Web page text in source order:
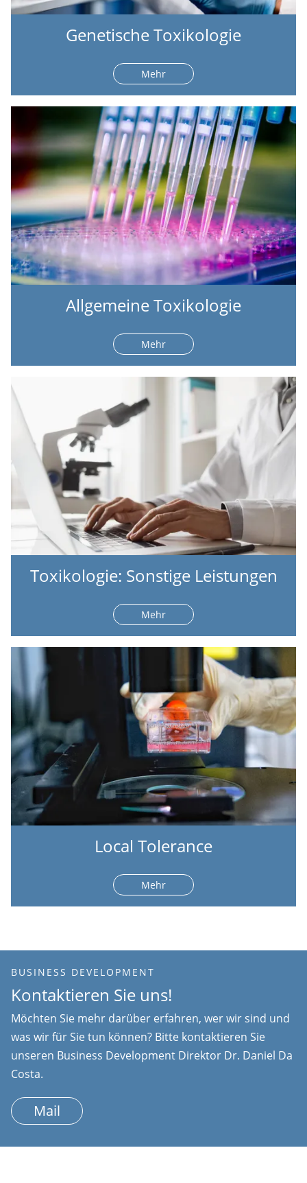
Genetische Toxikologie
Mehr
Allgemeine Toxikologie
Mehr
Toxikologie: Sonstige Leistungen
Mehr
Local Tolerance
Mehr
BUSINESS DEVELOPMENT
Kontaktieren Sie uns!
Möchten Sie mehr darüber erfahren, wer wir sind und
was wir für Sie tun können? Bitte kontaktieren Sie
unseren Business Development Direktor Dr. Daniel Da
Costa.
Mail